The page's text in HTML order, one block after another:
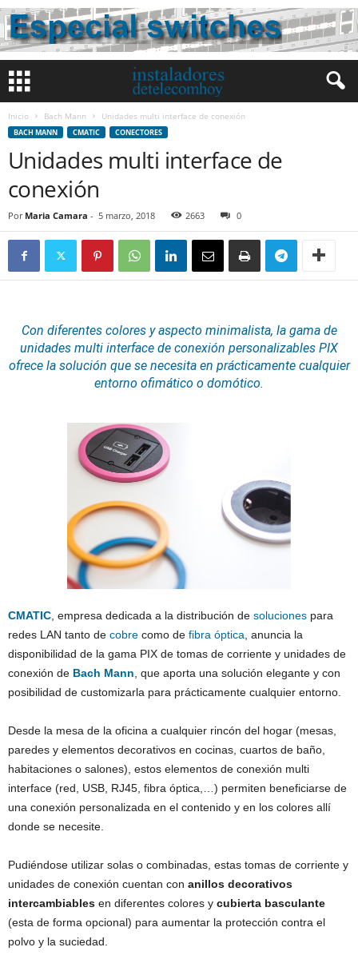
Inicio Bach Mann Unidades multi interface de conexión
BACH MANN CMATIC CONECTORES
Unidades multi interface de
conexión
Por Maria Camara - 5 marzo, 2018 2663 0
Con diferentes colores y aspecto minimalista, la gama de
unidades multi interface de conexión personalizables PIX
ofrece la solución que se necesita en prácticamente cualquier
entorno ofimático o domótico.
CMATIC , empresa dedicada a la distribución de soluciones para
redes LAN tanto de cobre como de fibra óptica , anuncia la
disponibilidad de la gama PIX de tomas de corriente y unidades de
conexión de Bach Mann , que aporta una solución elegante y con
posibilidad de customizarla para prácticamente cualquier entorno.
Desde la mesa de la oficina a cualquier rincón del hogar (mesas,
paredes y elementos decorativos en cocinas, cuartos de baño,
habitaciones o salones), estos elementos de conexión multi
interface (red, USB, RJ45, fibra óptica,…) permiten beneficiarse de
una conexión personalizada en el contenido y en los colores allí
donde se necesite.
Pudiéndose utilizar solas o combinadas, estas tomas de corriente y
unidades de conexión cuentan con anillos decorativos
intercambiables en diferentes colores y cubierta basculante
(esta de forma opcional) para aumentar la protección contra el
polvo y la suciedad.